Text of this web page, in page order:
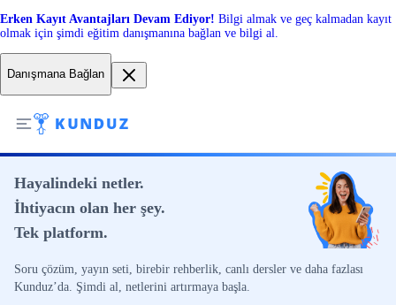
Erken Kayıt Avantajları Devam Ediyor! Bilgi almak ve geç kalmadan kayıt
olmak için şimdi eğitim danışmanına bağlan ve bilgi al.
Danışmana Bağlan
Hayalindeki netler.
İhtiyacın olan her şey.
Tek platform.
Soru çözüm, yayın seti, birebir rehberlik, canlı dersler ve daha fazlası
Kunduz’da. Şimdi al, netlerini artırmaya başla.